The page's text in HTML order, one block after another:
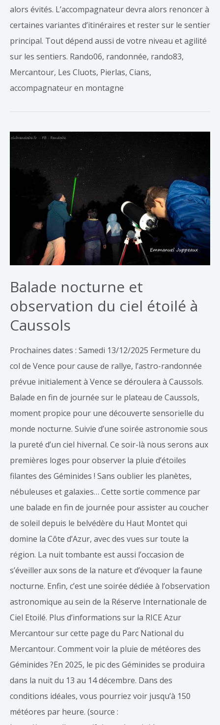
alors évités. L’accompagnateur devra alors renoncer à
certaines variantes d’itinéraires et rester sur le sentier
principal. Tout dépend aussi de votre niveau et agilité
sur les sentiers. Rando06, randonnée, rando83,
Mercantour, Les Cluots, Pierlas, Cians,
accompagnateur en montagne
Balade nocturne et
observation du ciel étoilé à
Caussols
Prochaines dates : Samedi 13/12/2025 Fermeture du
col de Vence pour cause de rallye, l’astro-randonnée
prévue initialement à Vence se déroulera à Caussols.
Balade en fin de journée sur le plateau de Caussols,
moment propice pour une découverte sensorielle du
monde nocturne. Suivie d’une soirée astronomie sous
la pureté d’un ciel hivernal. Ce soir-là nous serons aux
premières loges pour observer la pluie d’étoiles
filantes des Géminides ! Sans oublier les planètes,
nébuleuses et galaxies… Cette sortie commence par
une balade en fin de journée pour assister au coucher
de soleil depuis le belvédère du Haut Montet qui
domine la Côte d’Azur, avec des vues sur toute la
région. La nuit tombante est aussi l’occasion de
s’éveiller aux sons de la nature et d’évoquer la faune
nocturne. Enfin, c’est une soirée dédiée à l’observation
astronomique au sein de la Réserve Internationale de
Ciel Etoilé. Plus d’informations sur la RICE Azur
Mercantour sur cette page du Parc National du
Mercantour. Comment voir la pluie de météores des
Géminides ?En 2025, le pic des Géminides se produira
dans la nuit du 13 au 14 décembre. Dans des
conditions idéales, vous pourriez voir jusqu’à 150
météores par heure. (source :